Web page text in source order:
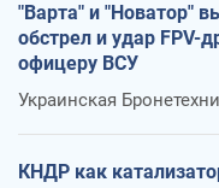
"Варта" и "Новатор"
обстрел и удар FPV-
офицеру ВСУ
Украинская
КНДР как